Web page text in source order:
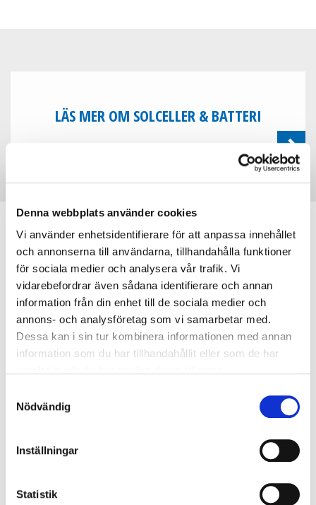
Denna webbplats använder cookies
Vi använder enhetsidentifierare för att anpassa innehållet
och annonserna till användarna, tillhandahålla funktioner
för sociala medier och analysera vår trafik. Vi
vidarebefordrar även sådana identifierare och annan
information från din enhet till de sociala medier och
annons- och analysföretag som vi samarbetar med.
Dessa kan i sin tur kombinera informationen med annan
information som du har tillhandahållit eller som de har
Nödvändig
Inställningar
Statistik
LÄS MER OM SOLCELLER & BATTERI
KONTAKTA OSS SÅ BERÄTTAR VI MER